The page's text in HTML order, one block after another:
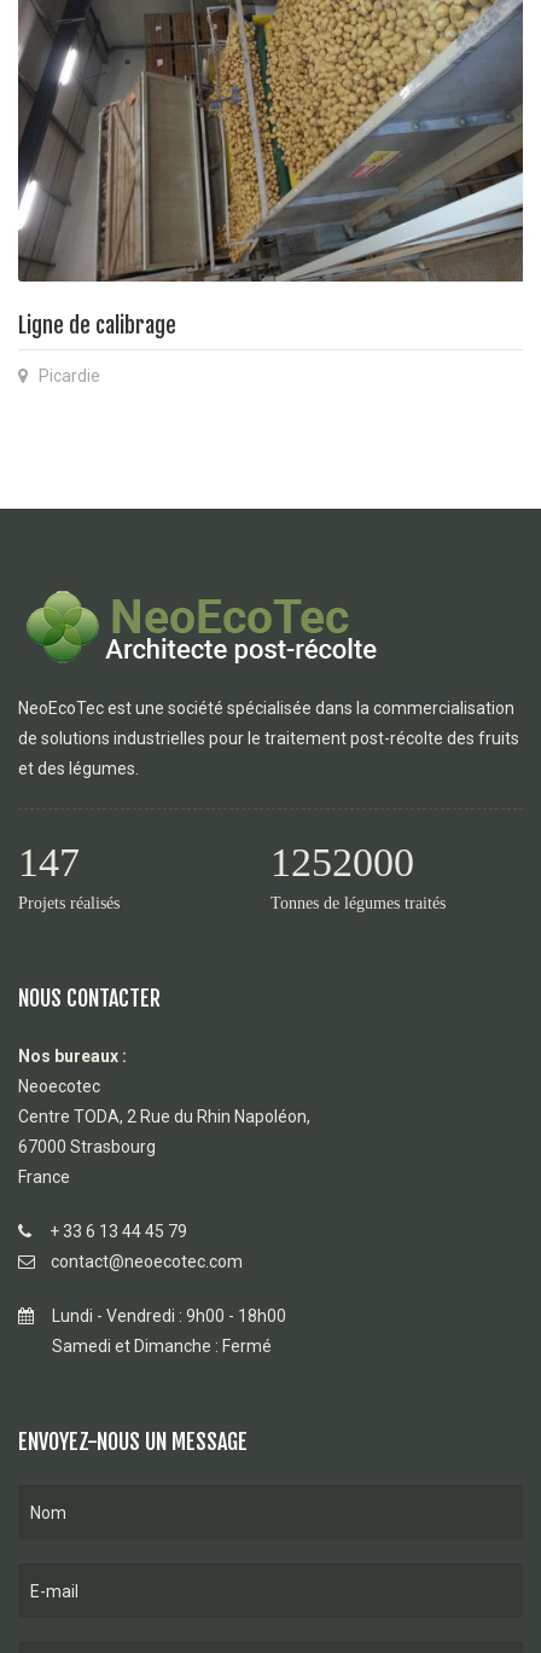
Ligne de calibrage
Picardie
NeoEcoTec est une société spécialisée dans la commercialisation
de solutions industrielles pour le traitement post-récolte des fruits
et des légumes.
147
Projets réalisés
1252000
Tonnes de légumes traités
NOUS CONTACTER
Nos bureaux :
Neoecotec
Centre TODA, 2 Rue du Rhin Napoléon,
67000 Strasbourg
France
+ 33 6 13 44 45 79
contact@neoecotec.com
Lundi - Vendredi : 9h00 - 18h00
Samedi et Dimanche : Fermé
ENVOYEZ-NOUS UN MESSAGE